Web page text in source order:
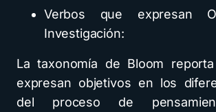
Verbos que expresan
Investigación:
La taxonomía de Bloom
expresan objetivos en los
del proceso de